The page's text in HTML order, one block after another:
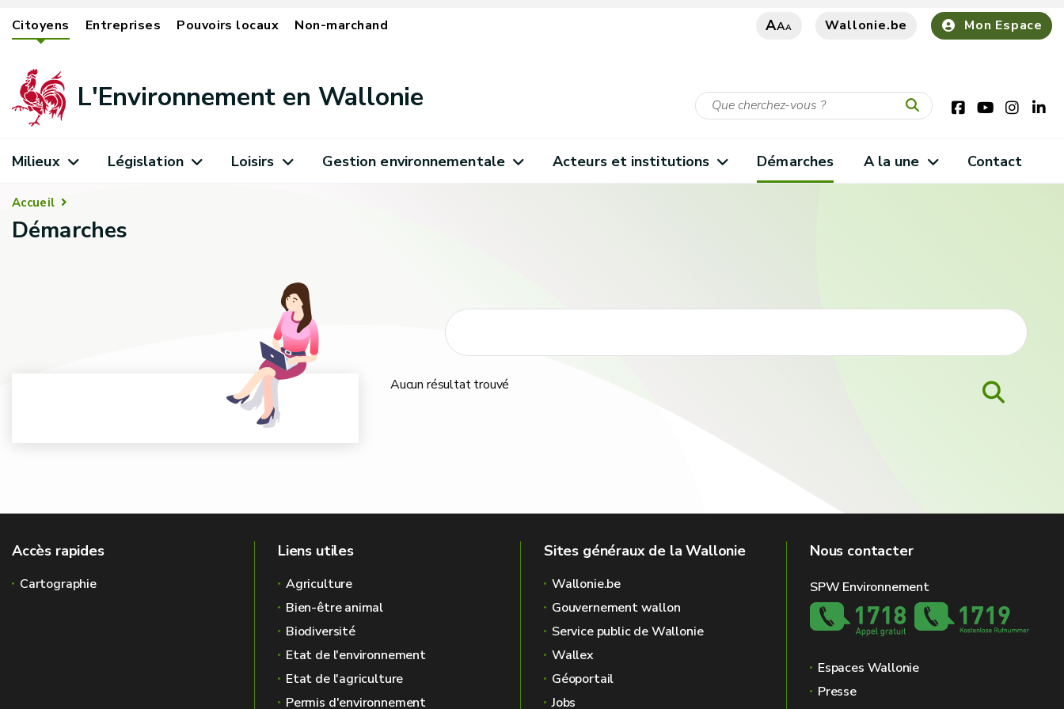
Citoyens Entreprises Pouvoirs locaux Non-marchand AAA Wallonie.be Mon Espace
L'Environnement en Wallonie
Milieux Législation Loisirs Gestion environnementale Acteurs et institutions Démarches A la une Contact
Accueil
Démarches
Aucun résultat trouvé
Accès rapides
Cartographie
Liens utiles
Agriculture
Bien-être animal
Biodiversité
Etat de l'environnement
Etat de l'agriculture
Permis d'environnement
Sites généraux de la Wallonie
Wallonie.be
Gouvernement wallon
Service public de Wallonie
Wallex
Géoportail
Jobs
Nous contacter
SPW Environnement
Espaces Wallonie
Presse